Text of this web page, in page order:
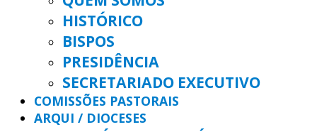
HISTÓRICO
BISPOS
PRESIDÊNCIA
SECRETARIADO EXECUTIVO
COMISSÕES PASTORAIS
ARQUI / DIOCESES